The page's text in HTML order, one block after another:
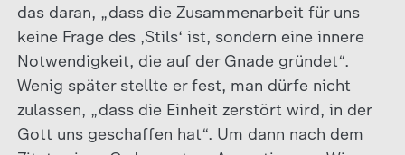
das daran, „dass die Zusammenarbeit für uns
keine Frage des ‚Stils‘ ist, sondern eine innere
Notwendigkeit, die auf der Gnade gründet“.
Wenig später stellte er fest, man dürfe nicht
zulassen, „dass die Einheit zerstört wird, in der
Gott uns geschaffen hat“. Um dann nach dem